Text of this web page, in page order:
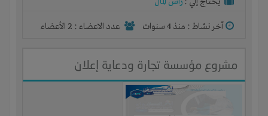
آخر نشاط : منذ 4 سنوات عدد الاعضاء : 2 الأعضاء
مشروع مؤسسة تجارة ودعاية إعلان